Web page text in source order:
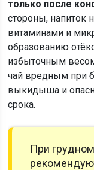
только после
стороны, напиток
витаминами и
образованию
избыточным
чай вредным при
выкидыша и
срока.
При